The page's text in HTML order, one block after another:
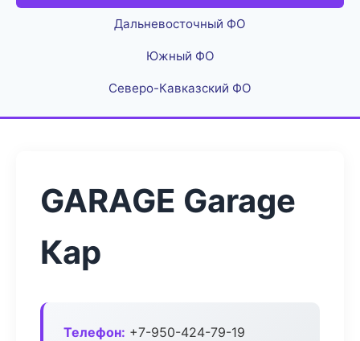
Дальневосточный ФО
Южный ФО
Северо-Кавказский ФО
GARAGE Garage
Кар
Телефон: +7-950-424-79-19